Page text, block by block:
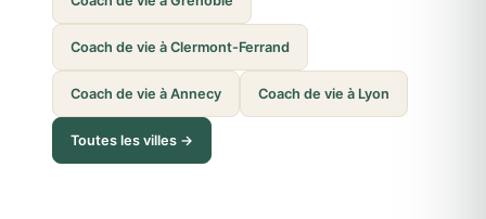
Coach de vie à Clermont-Ferrand
Coach de vie à Annecy Coach de vie à Lyon
Toutes les villes →